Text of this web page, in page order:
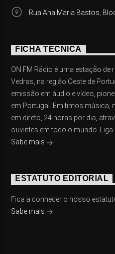
Rua Ana Maria Bastos,
FICHA TÉCNICA
ON FM Rádio é uma estação de
Vedras, na região Oeste de
emissão em áudio e vídeo,
em Portugal. Emitimos música,
em direto, 24 horas por dia,
ouvintes em todo o mundo.
Sabe mais
ESTATUTO EDITORIAL
Fica a conhecer o nosso
Sabe mais